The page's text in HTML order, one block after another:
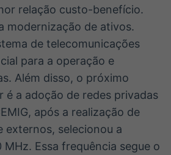
relação custo-benefício.
modernização de ativos.
de telecomunicações
para a operação e
Além disso, o próximo
é a adoção de redes privadas
após a realização de
externos, selecionou a
Essa frequência segue o